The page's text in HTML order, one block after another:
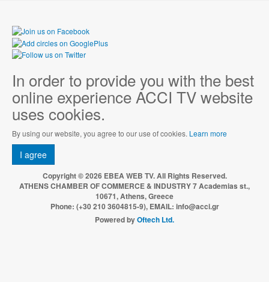
In order to provide you with the best
online experience ACCI TV website
uses cookies.
By using our website, you agree to our use of cookies. Learn more
I agree
Copyright © 2026 EBEA WEB TV. All Rights Reserved.
ATHENS CHAMBER OF COMMERCE & INDUSTRY 7 Academias st.,
10671, Athens, Greece
Phone: (+30 210 3604815-9), EMAIL: info@acci.gr
Powered byOftech Ltd.